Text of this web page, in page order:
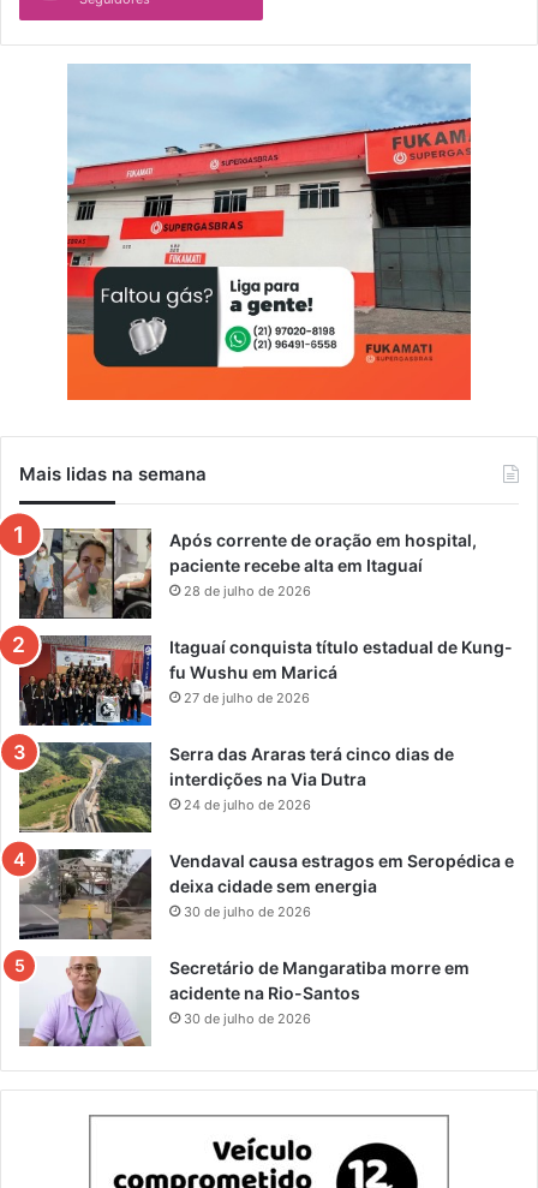
Mais lidas na semana
Após corrente de oração em hospital,
paciente recebe alta em Itaguaí
28 de julho de 2026
Itaguaí conquista título estadual de Kung-
fu Wushu em Maricá
27 de julho de 2026
Serra das Araras terá cinco dias de
interdições na Via Dutra
24 de julho de 2026
Vendaval causa estragos em Seropédica e
deixa cidade sem energia
30 de julho de 2026
Secretário de Mangaratiba morre em
acidente na Rio-Santos
30 de julho de 2026